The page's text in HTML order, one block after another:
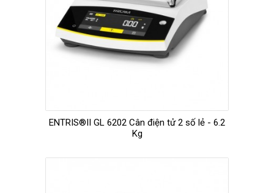
ENTRIS®II GL 6202 Cân điện tử 2 số lẻ - 6.2
Kg